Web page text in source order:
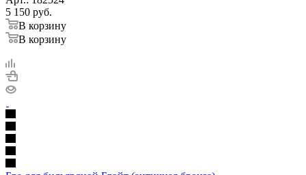
5 150 руб.
В корзину
В корзину